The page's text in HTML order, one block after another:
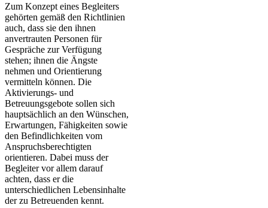
Zum Konzept eines Begleiters
gehörten gemäß den Richtlinien
auch, dass sie den ihnen
anvertrauten Personen für
Gespräche zur Verfügung
stehen; ihnen die Ängste
nehmen und Orientierung
vermitteln können. Die
Aktivierungs- und
Betreuungsgebote sollen sich
hauptsächlich an den Wünschen,
Erwartungen, Fähigkeiten sowie
den Befindlichkeiten vom
Anspruchsberechtigten
orientieren. Dabei muss der
Begleiter vor allem darauf
achten, dass er die
unterschiedlichen Lebensinhalte
der zu Betreuenden kennt.